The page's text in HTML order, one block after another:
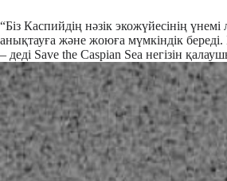
“Біз Каспийдің нәзік экожүйесінің
анықтауға және жоюға мүмкіндік
– деді Save the Caspian Sea негізін